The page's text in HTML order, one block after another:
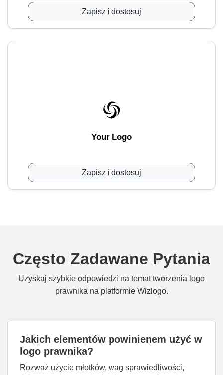
Zapisz i dostosuj
Your Logo
Zapisz i dostosuj
Często Zadawane Pytania
Uzyskaj szybkie odpowiedzi na temat tworzenia logo
prawnika na platformie Wizlogo.
Jakich elementów powinienem użyć w
logo prawnika?
Rozważ użycie młotków, wag sprawiedliwości,